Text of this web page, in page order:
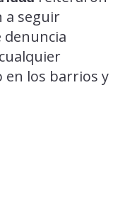
a seguir
denuncia
en los barrios y